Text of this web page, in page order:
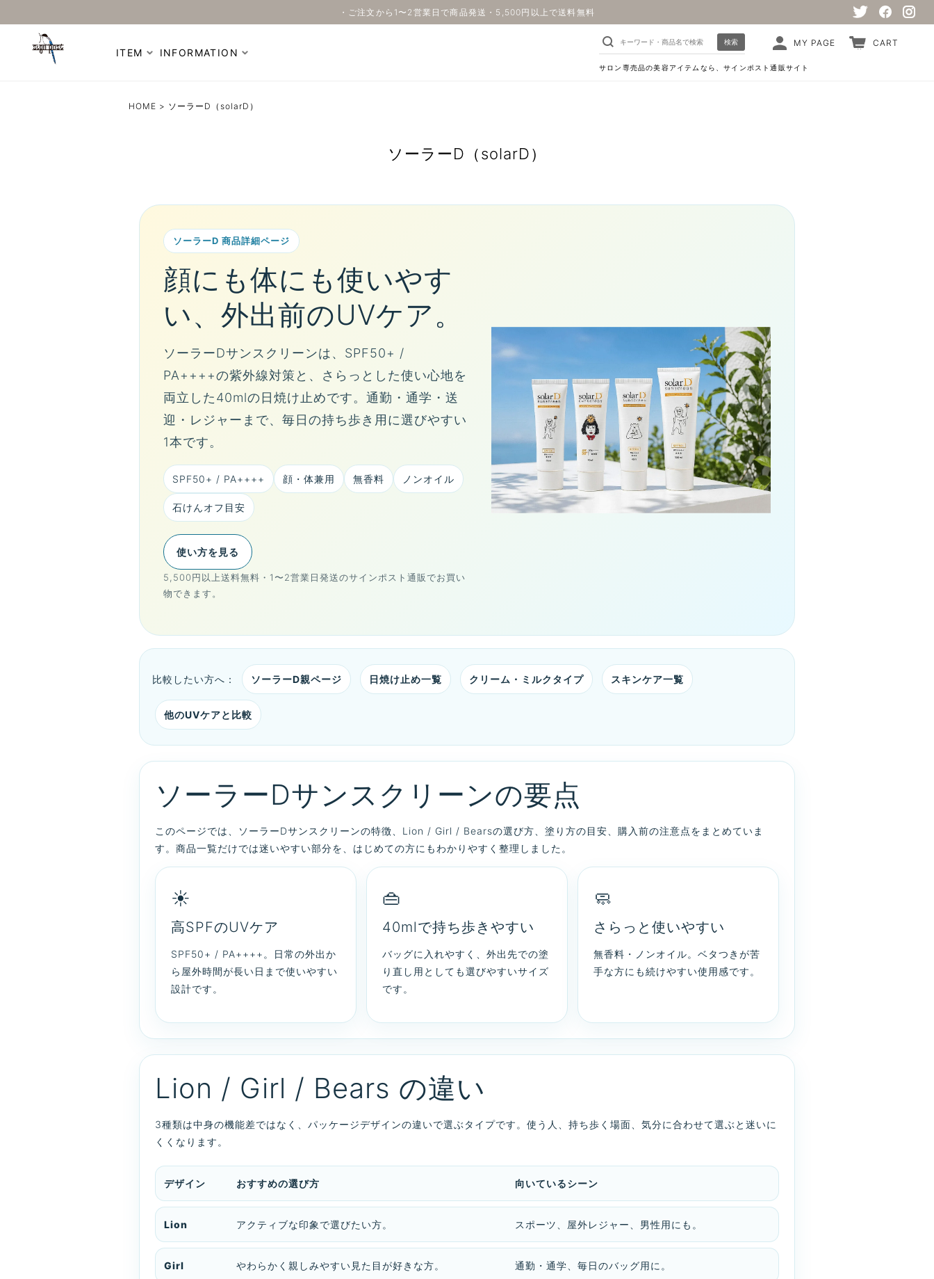
・ご注文から1〜2営業日で商品発送・5,500円以上で送料無料
ITEM INFORMATION
検索 MY PAGE CART
サロン専売品の美容アイテムなら、サインポスト通販サイト
HOME ソーラーD（solarD）
ソーラーD（solarD）
ソーラーD 商品詳細ページ
顔にも体にも使いやす
い、外出前のUVケア。
ソーラーDサンスクリーンは、SPF50+ /
PA++++の紫外線対策と、さらっとした使い心地を
両立した40mlの日焼け止めです。通勤・通学・送
迎・レジャーまで、毎日の持ち歩き用に選びやすい
1本です。
SPF50+ / PA++++ 顔・体兼用 無香料 ノンオイル
石けんオフ目安
使い方を見る
5,500円以上送料無料・1〜2営業日発送のサインポスト通販でお買い
物できます。
比較したい方へ： ソーラーD親ページ 日焼け止め一覧 クリーム・ミルクタイプ スキンケア一覧
他のUVケアと比較
ソーラーDサンスクリーンの要点
このページでは、ソーラーDサンスクリーンの特徴、Lion / Girl / Bearsの選び方、塗り方の目安、購入前の注意点をまとめていま
す。商品一覧だけでは迷いやすい部分を、はじめての方にもわかりやすく整理しました。
☀️
高SPFのUVケア
SPF50+ / PA++++。日常の外出か
ら屋外時間が長い日まで使いやすい
設計です。
👜
40mlで持ち歩きやすい
バッグに入れやすく、外出先での塗
り直し用としても選びやすいサイズ
です。
🧼
さらっと使いやすい
無香料・ノンオイル。ベタつきが苦
手な方にも続けやすい使用感です。
Lion / Girl / Bears の違い
3種類は中身の機能差ではなく、パッケージデザインの違いで選ぶタイプです。使う人、持ち歩く場面、気分に合わせて選ぶと迷いに
くくなります。
デザイン おすすめの選び方 向いているシーン
Lion アクティブな印象で選びたい方。 スポーツ、屋外レジャー、男性用にも。
Girl やわらかく親しみやすい見た目が好きな方。 通勤・通学、毎日のバッグ用に。